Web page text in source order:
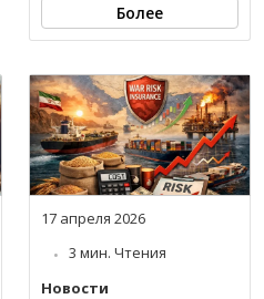
Более
17 апреля 2026
3 мин. Чтения
Новости